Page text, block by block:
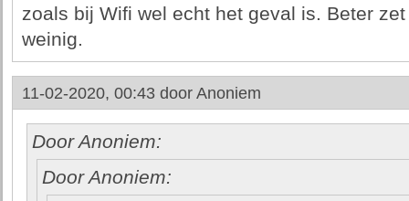
zoals bij Wifi wel echt het geval is. Beter
weinig.
11-02-2020, 00:43 door Anoniem
Door Anoniem:
Door Anoniem: